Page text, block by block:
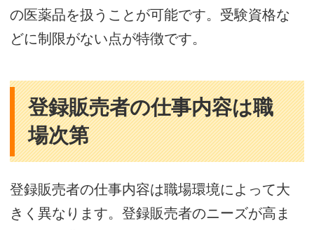
の医薬品を扱うことが可能です。受験資格な
どに制限がない点が特徴です。
登録販売者の仕事内容は職
場次第
登録販売者の仕事内容は職場環境によって大
きく異なります。登録販売者のニーズが高ま